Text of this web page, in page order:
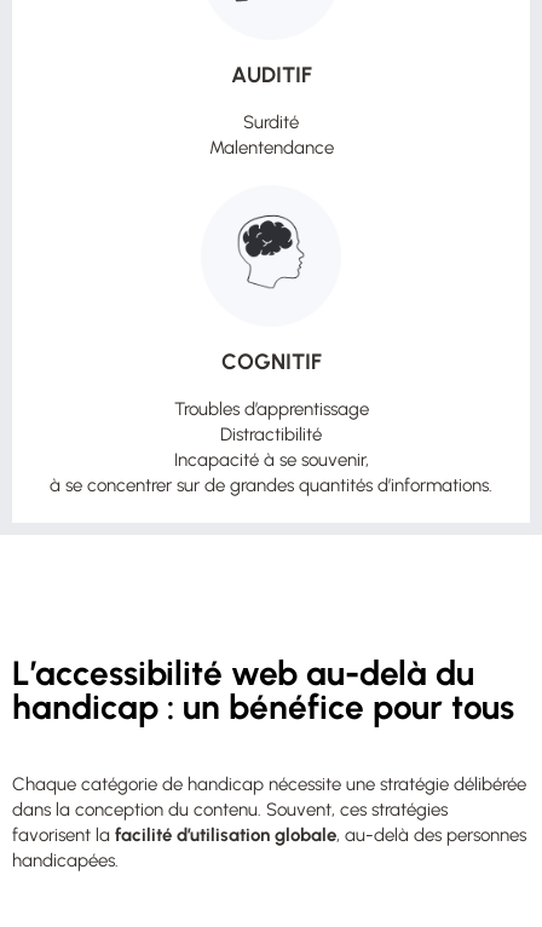
AUDITIF
Surdité
Malentendance
COGNITIF
Troubles d’apprentissage
Distractibilité
Incapacité à se souvenir,
à se concentrer sur de grandes quantités d’informations.
L’accessibilité web au-delà du
handicap : un bénéfice pour tous
Chaque catégorie de handicap nécessite une stratégie délibérée
dans la conception du contenu. Souvent, ces stratégies
favorisent la facilité d’utilisation globale, au-delà des personnes
handicapées.